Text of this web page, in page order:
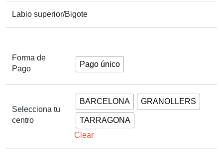
Labio superior/Bigote
Forma de
Pago
Pago único
Selecciona tu
centro
BARCELONA GRANOLLERS
TARRAGONA
Clear